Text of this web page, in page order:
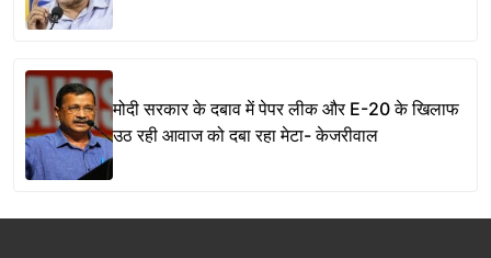
मोदी सरकार के दबाव में पेपर लीक और E-20 के खिलाफ
उठ रही आवाज को दबा रहा मेटा- केजरीवाल